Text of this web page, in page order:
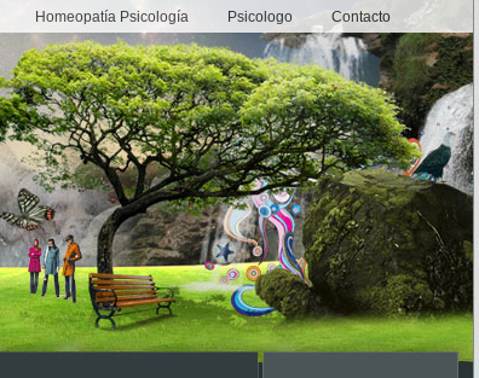
Homeopatía Psicología Psicologo Contacto